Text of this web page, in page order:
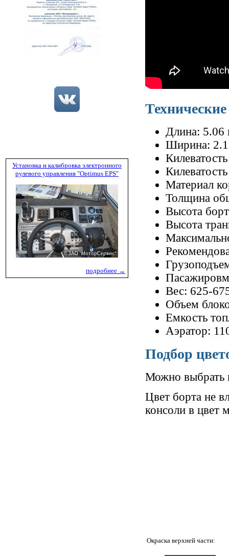
Установка и калибровка электронного
рулевого управления "Optimus EPS"
подробнее →
Длина: 5.06
Ширина:
Материал
Толщина
Высота
Высота
Вес: 625-
Объем
Емкость
Аэратор:
Подбор
Можно выбрать
Цвет борта не
консоли в цвет
Окраска верхней части: